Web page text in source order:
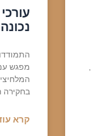
מפגש
בחקירה
קרא